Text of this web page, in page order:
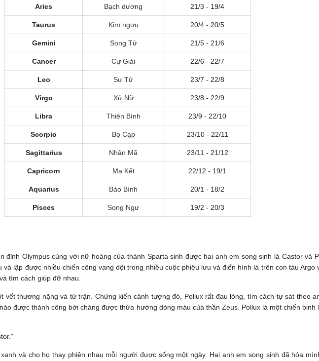
Aries Bạch dương 21/3 - 19/4
Taurus Kim ngưu 20/4 - 20/5
Gemini Song Tử 21/5 - 21/6
Cancer Cự Giải 22/6 - 22/7
Leo Sư Tử 23/7 - 22/8
Virgo Xử Nữ 23/8 - 22/9
Libra Thiên Bình 23/9 - 22/10
Scorpio Bọ Cạp 23/10 - 22/11
Sagittarius Nhân Mã 23/11 - 21/12
Capricorn Ma Kết 22/12 - 19/1
Aquarius Bảo Bình 20/1 - 18/2
Pisces Song Ngư 19/2 - 20/3
đỉnh Olympus cùng với nữ hoàng của thành Sparta sinh được hai anh em song sinh là Castor và
lập được nhiều chiến công vang dội trong nhiều cuộc phiêu lưu và điển hình là trên con tàu
tìm cách giúp đỡ nhau.
vết thương nặng và tử trận. Chứng kiến cảnh tượng đó, Pollux rất đau lòng, tìm cách tự sát theo
được thành công bởi chàng được thừa hưởng dòng máu của thần Zeus. Pollux là một chiến binh
và cho họ thay phiên nhau mỗi người được sống một ngày. Hai anh em song sinh đã hóa